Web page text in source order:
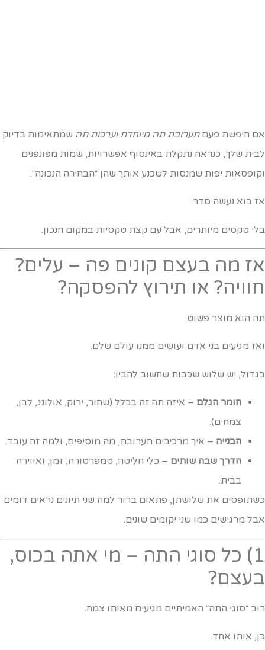
חיפשת פעםתערובת תה מיוחדת וערכות תהשמתאימות בדיוק
שלך, כנראה נתקלת באינסוף אפשרויות, שמות מפונפנים
יפות שמנסות לשכנע אותך שהן ״הבחירה הנכונה״.
בוא נעשה סדר.
טקסים מיותרים, אבל עם קצת טקסיות במקום הנכון.
מה בעצם קונים פה – עלים?
או תירוץ להפסקה?
הוא מוצר פשוט.
מגיעים בני אדם ועושים ממנו עולם שלם.
יש שלוש שכבות שחשוב להבין:
חומר הגלם– איזה תה זה בכלל (שחור, ירוק, אולונג, לבן,
צמחים).
הבנייה– איך מרכיבים תערובת, מה מוסיפים, ולמה זה עובד.
הדרך שבה שותים– כלי חליטה, טמפרטורה, זמן, ואווירה
בבית.
את שלושתן, פתאום ברור למה שני תיונים נראים דומים
מרגישים כמו שני יקומים שונים.
1) כל סוגי התה – מי אתה בכוס,
״סוגי התה״ האמיתיים מגיעים מאותו צמח.
אותו אחד.